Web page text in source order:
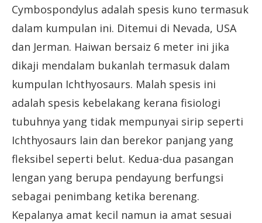
Cymbospondylus adalah spesis kuno termasuk
dalam kumpulan ini. Ditemui di Nevada, USA
dan Jerman. Haiwan bersaiz 6 meter ini jika
dikaji mendalam bukanlah termasuk dalam
kumpulan Ichthyosaurs. Malah spesis ini
adalah spesis kebelakang kerana fisiologi
tubuhnya yang tidak mempunyai sirip seperti
Ichthyosaurs lain dan berekor panjang yang
fleksibel seperti belut. Kedua-dua pasangan
lengan yang berupa pendayung berfungsi
sebagai penimbang ketika berenang.
Kepalanya amat kecil namun ia amat sesuai